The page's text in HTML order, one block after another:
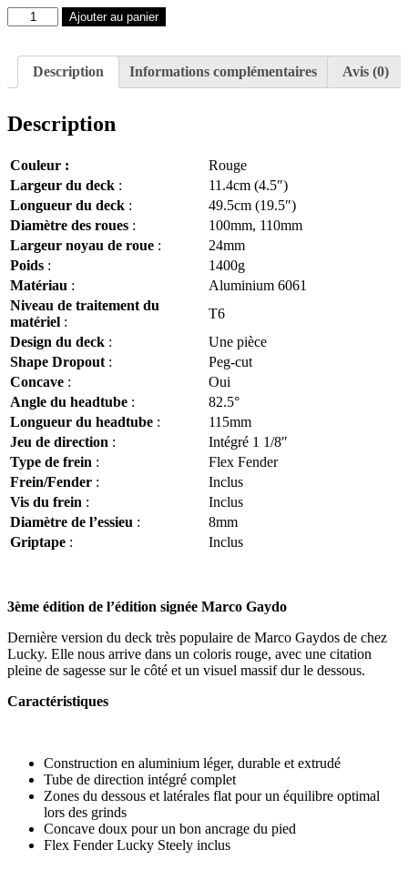
quantité
de
Marco
Deck
Freestyle
Rouge
Ajouter au panier
Description Informations complémentaires Avis (0)
Description
Couleur :
Rouge
Largeur du deck :
11.4cm (4.5″)
Longueur du deck :
49.5cm (19.5″)
Diamètre des roues :
100mm, 110mm
Largeur noyau de roue :
24mm
Poids :
1400g
Matériau :
Aluminium 6061
Niveau de traitement du
matériel :
T6
Design du deck :
Une pièce
Shape Dropout :
Peg-cut
Concave :
Oui
Angle du headtube :
82.5°
Longueur du headtube :
115mm
Jeu de direction :
Intégré 1 1/8″
Type de frein :
Flex Fender
Frein/Fender :
Inclus
Vis du frein :
Inclus
Diamètre de l’essieu :
8mm
Griptape : Inclus
3ème édition de l’édition signée Marco Gaydo
Dernière version du deck très populaire de Marco Gaydos de chez
Lucky. Elle nous arrive dans un coloris rouge, avec une citation
pleine de sagesse sur le côté et un visuel massif dur le dessous.
Caractéristiques
Construction en aluminium léger, durable et extrudé
Tube de direction intégré complet
Zones du dessous et latérales flat pour un équilibre optimal
lors des grinds
Concave doux pour un bon ancrage du pied
Flex Fender Lucky Steely inclus